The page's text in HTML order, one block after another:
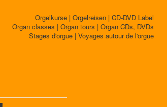
Orgelkurse | Orgelreisen | CD-DVD Label
Organ classes | Organ tours | Organ CDs, DVDs
Stages d'orgue | Voyages autour de l'orgue